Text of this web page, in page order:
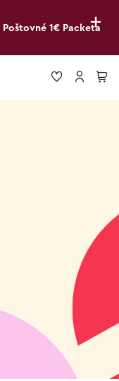
+
Poštovné 1€ Packeta